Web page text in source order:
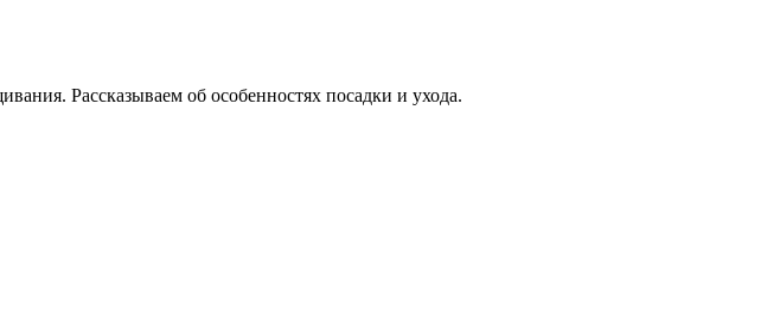
Рассказываем об особенностях посадки и ухода.